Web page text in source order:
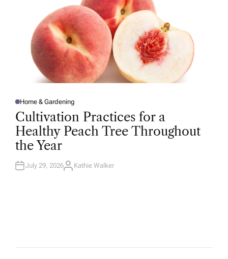
P
O
S
E
D
I
N
Home & Gardening
Cultivation Practices for a
Healthy Peach Tree Throughout
the Year
July 29, 2026A
Kathie Walker